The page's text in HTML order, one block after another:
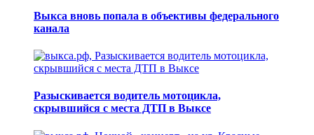
Выкса вновь попала в объективы федерального
канала
Разыскивается водитель мотоцикла,
скрывшийся с места ДТП в Выксе